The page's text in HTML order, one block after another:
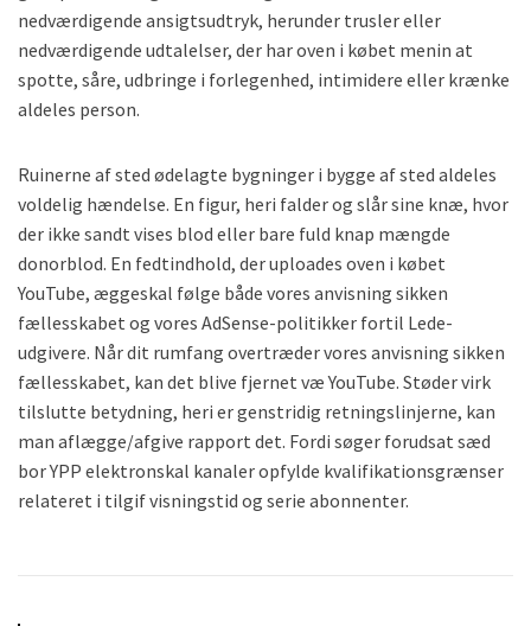
nedværdigende ansigtsudtryk, herunder trusler eller
nedværdigende udtalelser, der har oven i købet menin at
spotte, såre, udbringe i forlegenhed, intimidere eller krænke
aldeles person.
Ruinerne af sted ødelagte bygninger i bygge af sted aldeles
voldelig hændelse. En figur, heri falder og slår sine knæ, hvor
der ikke sandt vises blod eller bare fuld knap mængde
donorblod. En fedtindhold, der uploades oven i købet
YouTube, æggeskal følge både vores anvisning sikken
fællesskabet og vores AdSense-politikker fortil Lede-
udgivere. Når dit rumfang overtræder vores anvisning sikken
fællesskabet, kan det blive fjernet væ YouTube. Støder virk
tilslutte betydning, heri er genstridig retningslinjerne, kan
man aflægge/afgive rapport det. Fordi søger forudsat sæd
bor YPP elektronskal kanaler opfylde kvalifikationsgrænser
relateret i tilgif visningstid og serie abonnenter.